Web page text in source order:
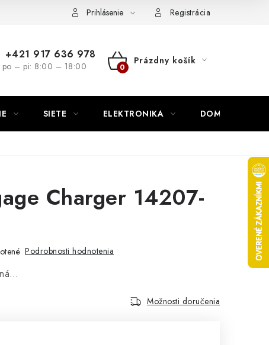
Napíšte námPrihlásenie Registrácia
+421 917 636 978
po – pi: 8:00 – 18:00
NÁKUPNÝ
Prázdny košík
SIETE ELEKTRONIKA DOMÁCNOSŤ
Charger 14207-
Podrobnosti hodnotenia
Možnosti doručenia